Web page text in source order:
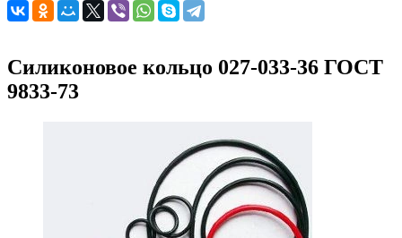
Силиконовое кольцо 027-033-36 ГОСТ
9833-73